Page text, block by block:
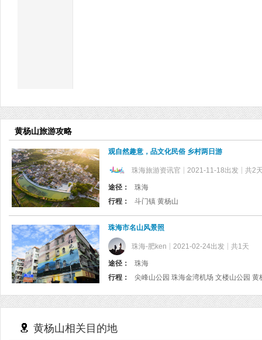
黄杨山旅游攻略
观自然趣意，品文化民俗 乡村两日游
珠海旅游资讯官 2021-11-18出发 共2
途径：
珠海
行程：
斗门镇 黄杨山
珠海市名山风景照
珠海-肥ken 2021-02-24出发 共1天
途径：
珠海
行程：
尖峰山公园 珠海金湾机场 文楼山公园 黄
黄杨山相关目的地